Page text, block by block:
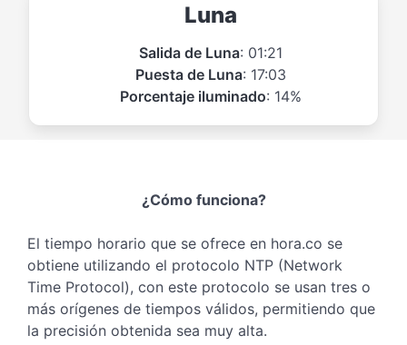
Luna
Salida de Luna: 01:21
Puesta de Luna: 17:03
Porcentaje iluminado: 14%
¿Cómo funciona?
El tiempo horario que se ofrece en hora.co se
obtiene utilizando el protocolo NTP (Network
Time Protocol), con este protocolo se usan tres o
más orígenes de tiempos válidos, permitiendo que
la precisión obtenida sea muy alta.